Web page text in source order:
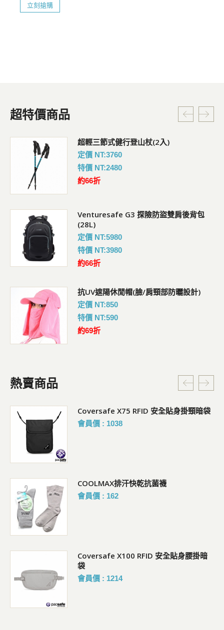
立刻搶購
超特價商品
超輕三節式健行登山杖(2入)
定價 NT:3760
特價 NT:2480
約66折
Venturesafe G3 探險防盜雙肩後背包
(28L)
定價 NT:5980
特價 NT:3980
約66折
抗UV遮陽休閒帽(臉/肩頸部防曬設計)
定價 NT:850
特價 NT:590
約69折
熱賣商品
Coversafe X75 RFID 安全貼身掛頸暗袋
會員價 : 1038
COOLMAX排汗快乾抗菌襪
會員價 : 162
Coversafe X100 RFID 安全貼身腰掛暗
袋
會員價 : 1214